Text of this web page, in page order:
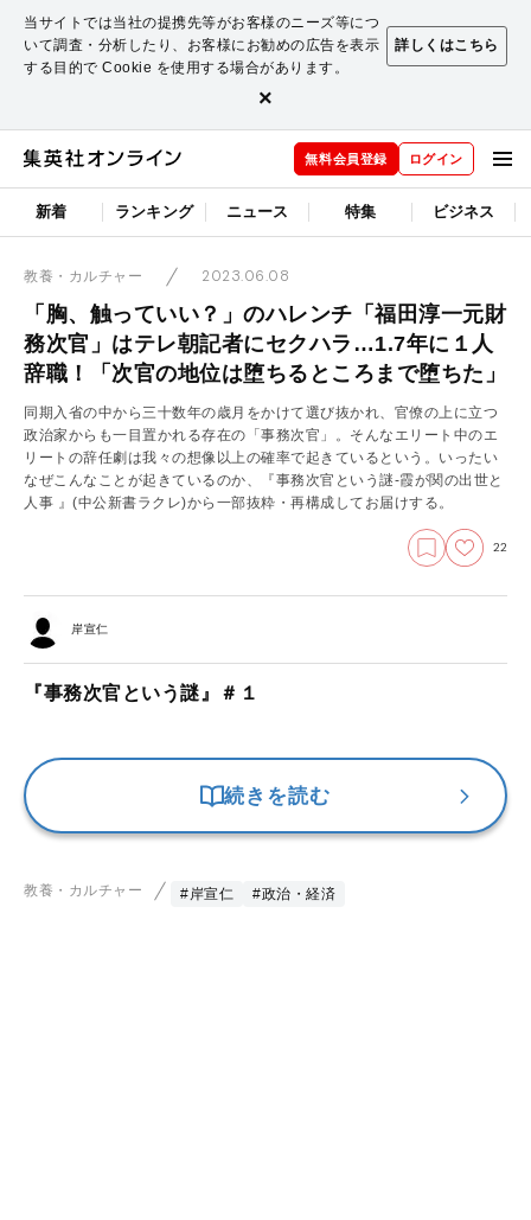
当サイトでは当社の提携先等がお客様のニーズ等につ
いて調査・分析したり、お客様にお勧めの広告を表示
する目的で Cookie を使用する場合があります。
詳しくはこちら
×
無料会員登録 ログイン
新着 ランキング ニュース 特集 ビジネス
教養・カルチャー 2023.06.08
「胸、触っていい？」のハレンチ「福田淳一元財
務次官」はテレ朝記者にセクハラ…1.7年に１人
辞職！「次官の地位は堕ちるところまで堕ちた」
同期入省の中から三十数年の歳月をかけて選び抜かれ、官僚の上に立つ
政治家からも一目置かれる存在の「事務次官」。そんなエリート中のエ
リートの辞任劇は我々の想像以上の確率で起きているという。いったい
なぜこんなことが起きているのか、『事務次官という謎-霞が関の出世と
人事 』(中公新書ラクレ)から一部抜粋・再構成してお届けする。
22
岸宣仁
『事務次官という謎』＃１
続きを読む
教養・カルチャー #岸宣仁 #政治・経済